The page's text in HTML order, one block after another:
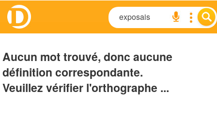
Aucun mot trouvé, donc aucune
définition correspondante.
Veuillez vérifier l'orthographe ...